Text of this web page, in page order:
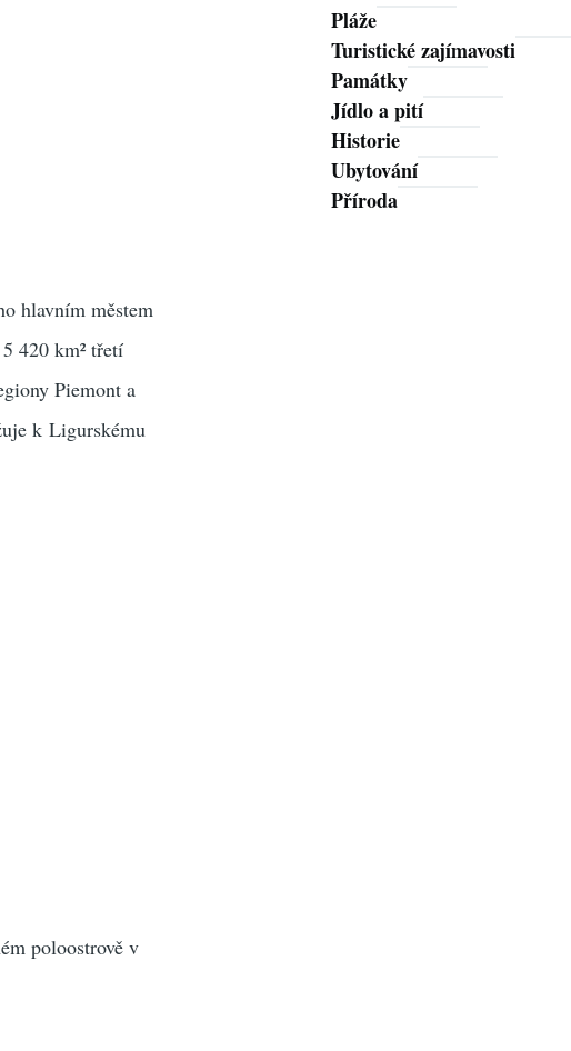
hlavním městem
420 km² třetí
Piemont a
k Ligurskému
poloostrově v
Pláže
Turistické zajímavosti
Památky
Jídlo a pití
Historie
Ubytování
Příroda